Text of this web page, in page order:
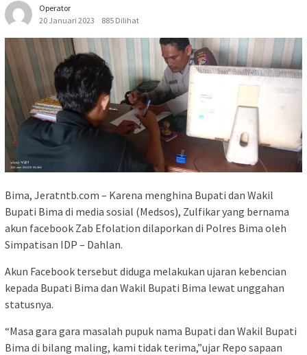
Operator
20 Januari 2023
885 Dilihat
Bima, Jeratntb.com – Karena menghina Bupati dan Wakil
Bupati Bima di media sosial (Medsos), Zulfikar yang bernama
akun facebook Zab Efolation dilaporkan di Polres Bima oleh
Simpatisan IDP – Dahlan.
Akun Facebook tersebut diduga melakukan ujaran kebencian
kepada Bupati Bima dan Wakil Bupati Bima lewat unggahan
statusnya.
“Masa gara gara masalah pupuk nama Bupati dan Wakil Bupati
Bima di bilang maling, kami tidak terima,”ujar Repo sapaan